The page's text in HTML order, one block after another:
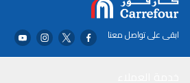
ابقى على تواصل معنا